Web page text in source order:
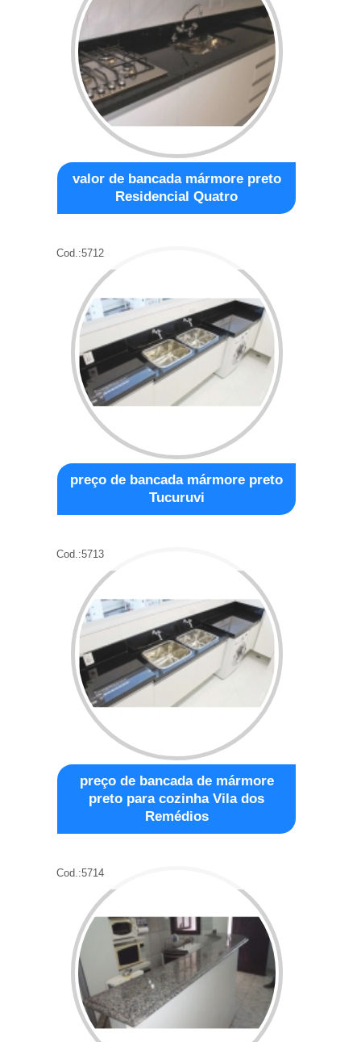
valor de bancada mármore preto
Residencial Quatro
Cod.:5712
preço de bancada mármore preto
Tucuruvi
Cod.:5713
preço de bancada de mármore
preto para cozinha Vila dos
Remédios
Cod.:5714